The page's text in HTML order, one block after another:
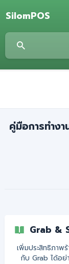
SilomPOS
คู่มือการทำง
Grab &
เพิ่มประสิทธิภาพ
กับ Grab ได้อย่